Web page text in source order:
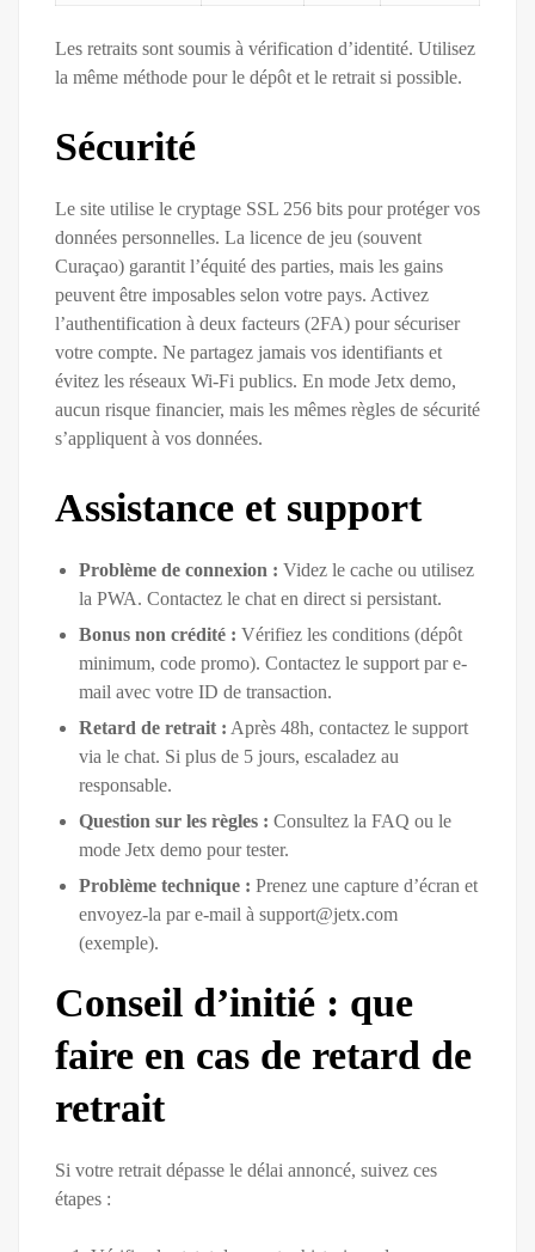
Les retraits sont soumis à vérification d’identité. Utilisez
la même méthode pour le dépôt et le retrait si possible.
Sécurité
Le site utilise le cryptage SSL 256 bits pour protéger vos
données personnelles. La licence de jeu (souvent
Curaçao) garantit l’équité des parties, mais les gains
peuvent être imposables selon votre pays. Activez
l’authentification à deux facteurs (2FA) pour sécuriser
votre compte. Ne partagez jamais vos identifiants et
évitez les réseaux Wi-Fi publics. En mode Jetx demo,
aucun risque financier, mais les mêmes règles de sécurité
s’appliquent à vos données.
Assistance et support
Problème de connexion : Videz le cache ou utilisez
la PWA. Contactez le chat en direct si persistant.
Bonus non crédité : Vérifiez les conditions (dépôt
minimum, code promo). Contactez le support par e-
mail avec votre ID de transaction.
Retard de retrait : Après 48h, contactez le support
via le chat. Si plus de 5 jours, escaladez au
responsable.
Question sur les règles : Consultez la FAQ ou le
mode Jetx demo pour tester.
Problème technique : Prenez une capture d’écran et
envoyez-la par e-mail à support@jetx.com
(exemple).
Conseil d’initié : que
faire en cas de retard de
retrait
Si votre retrait dépasse le délai annoncé, suivez ces
étapes :